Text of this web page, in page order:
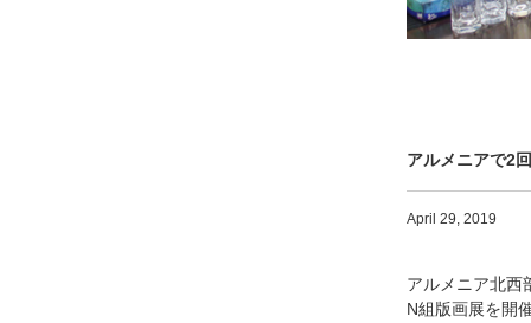
アルメニアで2
April 29, 2019
アルメニア北西
N組版画展を開